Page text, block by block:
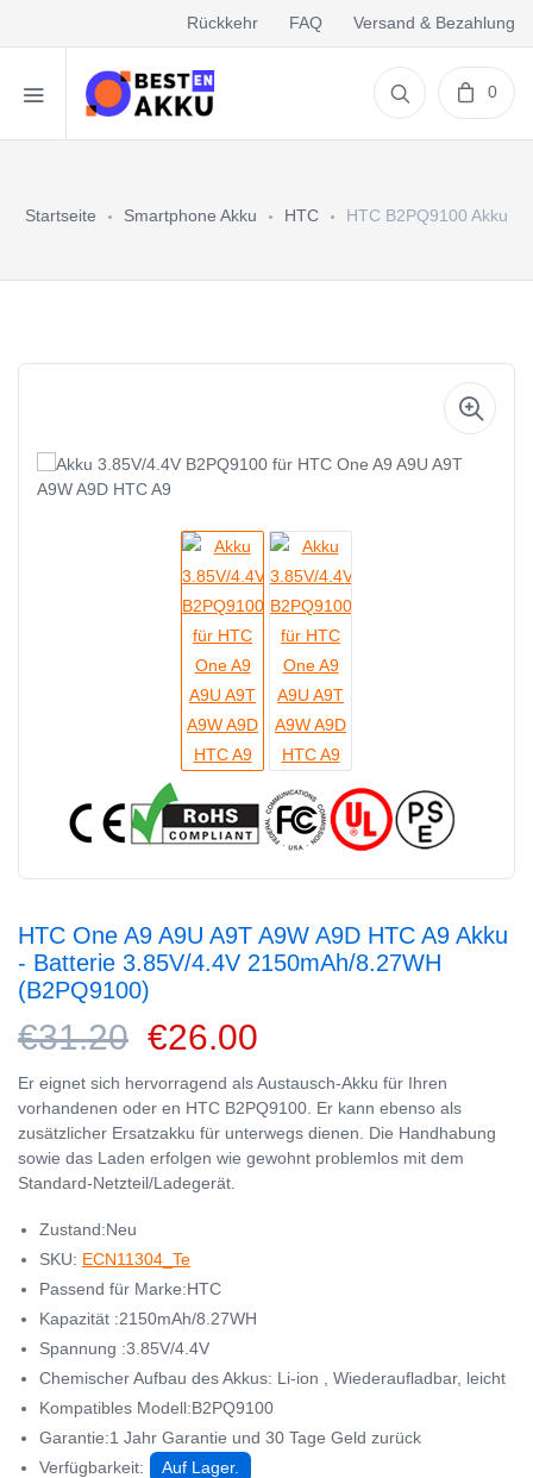
Rückkehr FAQ Versand & Bezahlung
0
Startseite Smartphone Akku HTC HTC B2PQ9100 Akku
HTC One A9 A9U A9T A9W A9D HTC A9 Akku
- Batterie 3.85V/4.4V 2150mAh/8.27WH
(B2PQ9100)
€31.20 €26.00
Er eignet sich hervorragend als Austausch-Akku für Ihren
vorhandenen oder en HTC B2PQ9100. Er kann ebenso als
zusätzlicher Ersatzakku für unterwegs dienen. Die Handhabung
sowie das Laden erfolgen wie gewohnt problemlos mit dem
Standard-Netzteil/Ladegerät.
Zustand:Neu
SKU: ECN11304_Te
Passend für Marke:HTC
Kapazität :2150mAh/8.27WH
Spannung :3.85V/4.4V
Chemischer Aufbau des Akkus: Li-ion , Wiederaufladbar, leicht
Kompatibles Modell:B2PQ9100
Garantie:1 Jahr Garantie und 30 Tage Geld zurück
Verfügbarkeit:
Auf Lager.